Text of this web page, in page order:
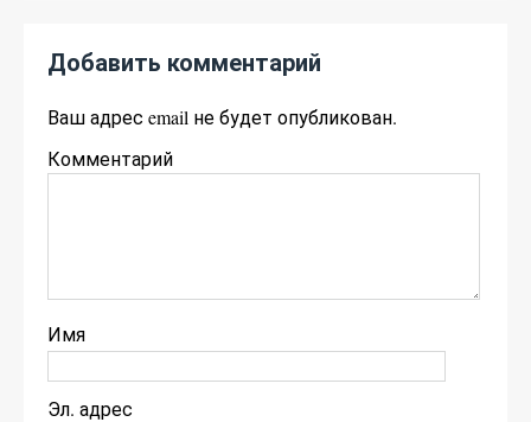
Добавить комментарий
Ваш адрес email не будет опубликован.
Комментарий
Имя
Эл. адрес